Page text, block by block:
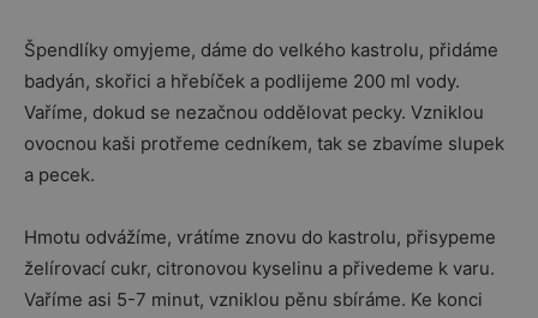
Špendlíky omyjeme, dáme do velkého kastrolu, přidáme
badyán, skořici a hřebíček a podlijeme 200 ml vody.
Vaříme, dokud se nezačnou oddělovat pecky. Vzniklou
ovocnou kaši protřeme cedníkem, tak se zbavíme slupek
a pecek.
Hmotu odvážíme, vrátíme znovu do kastrolu, přisypeme
želírovací cukr, citronovou kyselinu a přivedeme k varu.
Vaříme asi 5-7 minut, vzniklou pěnu sbíráme. Ke konci